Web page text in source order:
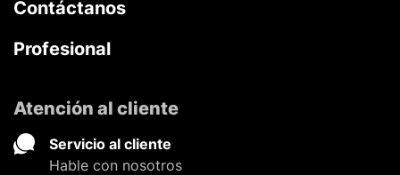
Contáctanos
Profesional
Atención al cliente
Servicio al cliente
Hable con nosotros